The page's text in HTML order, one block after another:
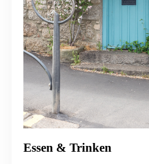
Essen & Trinken